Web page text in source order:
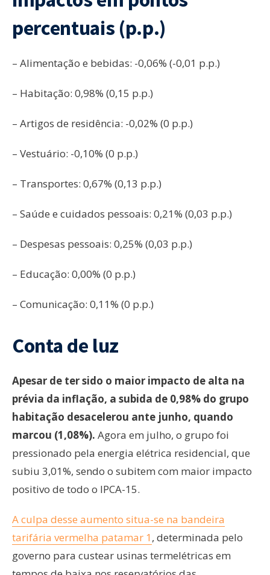
percentuais (p.p.)
– Alimentação e bebidas: -0,06% (-0,01 p.p.)
– Habitação: 0,98% (0,15 p.p.)
– Artigos de residência: -0,02% (0 p.p.)
– Vestuário: -0,10% (0 p.p.)
– Transportes: 0,67% (0,13 p.p.)
– Saúde e cuidados pessoais: 0,21% (0,03 p.p.)
– Despesas pessoais: 0,25% (0,03 p.p.)
– Educação: 0,00% (0 p.p.)
– Comunicação: 0,11% (0 p.p.)
Conta de luz
Apesar de ter sido o maior impacto de alta na
prévia da inflação, a subida de 0,98% do grupo
habitação desacelerou ante junho, quando
marcou (1,08%). Agora em julho, o grupo foi
pressionado pela energia elétrica residencial, que
subiu 3,01%, sendo o subitem com maior impacto
positivo de todo o IPCA-15.
A culpa desse aumento situa-se na bandeira
tarifária vermelha patamar 1, determinada pelo
governo para custear usinas termelétricas em